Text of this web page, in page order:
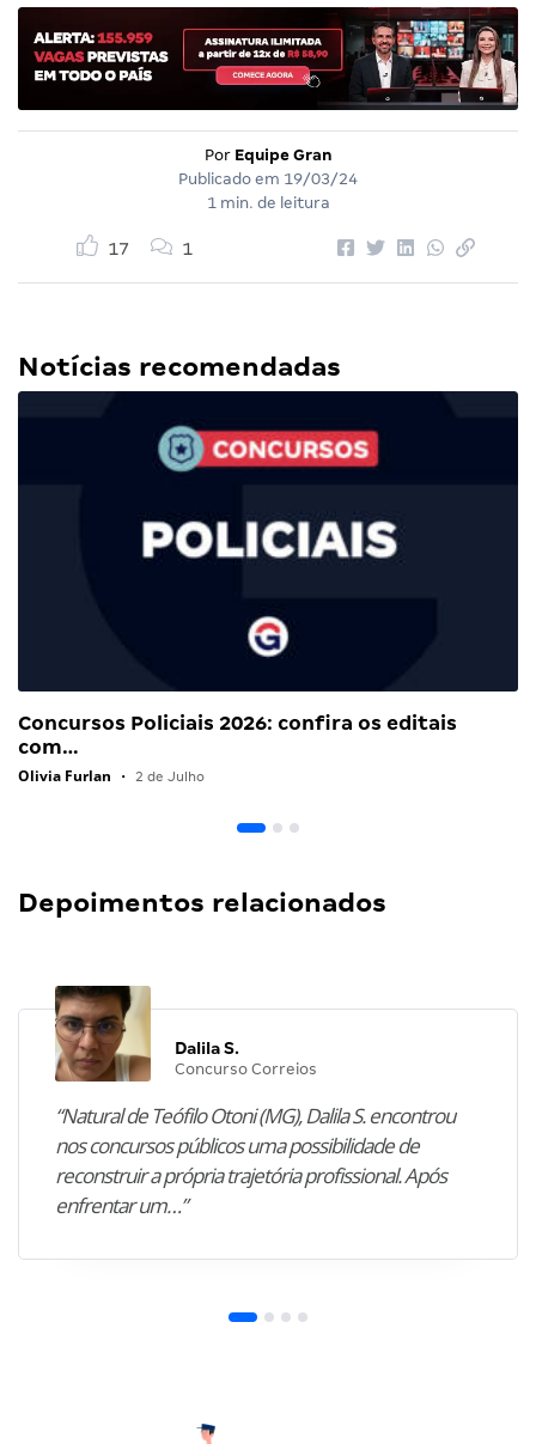
Por Equipe Gran
Publicado em 19/03/24
1 min. de leitura
17 1
Notícias recomendadas
Concursos Policiais 2026: confira os editais
com…
Olivia Furlan • 2 de Julho
Depoimentos relacionados
Dalila S.
Concurso Correios
“Natural de Teófilo Otoni (MG), Dalila S. encontrou
nos concursos públicos uma possibilidade de
reconstruir a própria trajetória profissional. Após
enfrentar um…”